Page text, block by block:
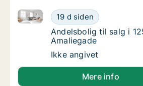
Andelsbolig til salg i
19 d siden
Andelsbolig til salg i 1256
Andelsbolig til salg i
Andelsbolig til salg i
Amaliegade
Andelsbolig til salg i
Ikke angivet
Mere info